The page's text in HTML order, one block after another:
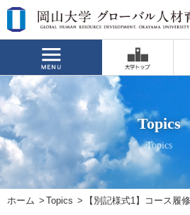
Topics
Topics
ホーム Topics 【別記様式1】コース履